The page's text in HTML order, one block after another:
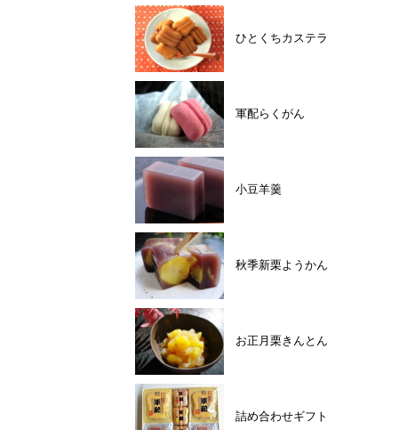
ひとくちカステラ
軍配らくがん
小豆羊羹
秋季新栗ようかん
お正月栗きんとん
詰め合わせギフト